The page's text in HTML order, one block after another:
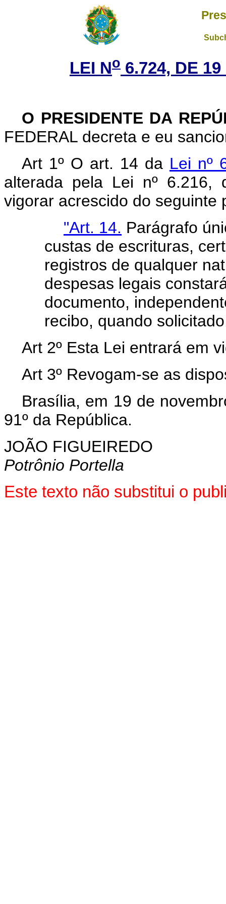
LEI No 6.724, DE
O PRESIDENTE DA
FEDERAL decreta e eu
Art 1º O art. 14 da Lei nº
alterada pela Lei nº
vigorar acrescido do seguinte
"Art. 14. Parágrafo
custas de escrituras,
registros de qualquer
despesas legais
documento,
recibo, quando
Art 2º Esta Lei entrará em
Art 3º Revogam-se as
Brasília, em 19 de
91º da República.
JOÃO FIGUEIREDO
Potrônio Portella
Este texto não substitui o